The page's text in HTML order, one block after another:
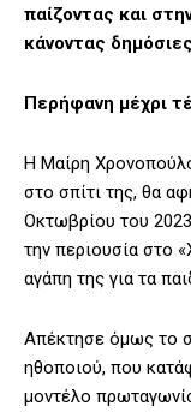
παίζοντας και
κάνοντας
Περήφανη μέχρι
Η Μαίρη
στο σπίτι της, θα
Οκτωβρίου του
την περιουσία στο
αγάπη της για τα
Απέκτησε όμως το
ηθοποιού, που
μοντέλο